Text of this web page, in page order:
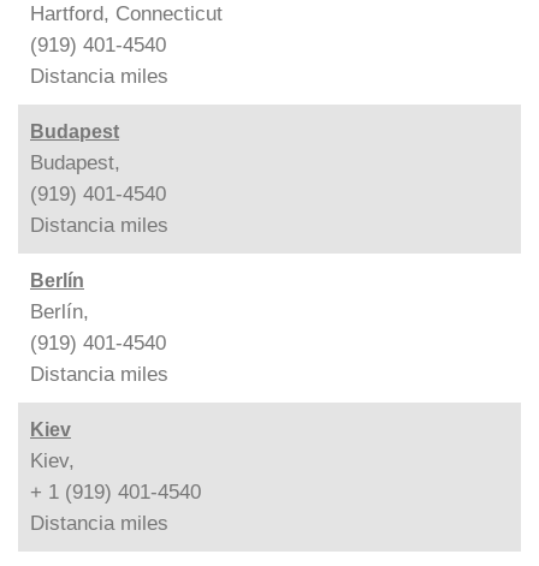
Hartford, Connecticut
(919) 401-4540
Distancia miles
Budapest
Budapest,
(919) 401-4540
Distancia miles
Berlín
Berlín,
(919) 401-4540
Distancia miles
Kiev
Kiev,
+ 1 (919) 401-4540
Distancia miles